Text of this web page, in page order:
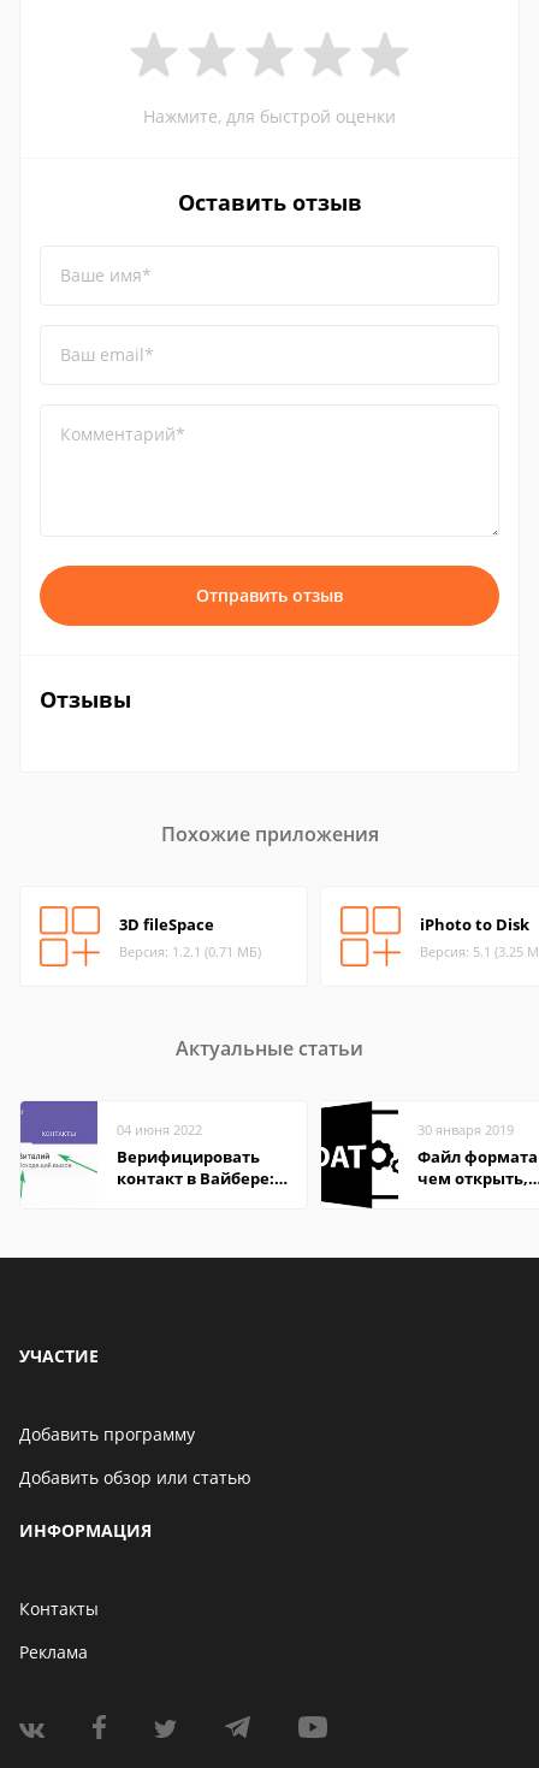
Нажмите, для быстрой оценки
Оставить отзыв
Ваше имя*
Ваш email*
Комментарий*
Отправить отзыв
Отзывы
Похожие приложения
3D fileSpace
Версия: 1.2.1 (0.71 МБ)
iPhoto to Disk
Версия: 5.1 (3.25
Актуальные статьи
04 июня 2022
Верифицировать
контакт в Вайбере:
30 января 2019
Файл формата
чем открыть,
УЧАСТИЕ
Добавить программу
Добавить обзор или статью
ИНФОРМАЦИЯ
Контакты
Реклама